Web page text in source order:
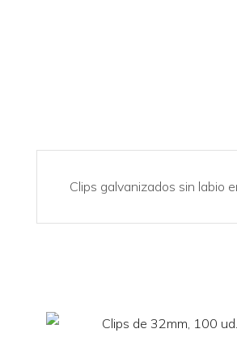
Clips galvanizados sin labio